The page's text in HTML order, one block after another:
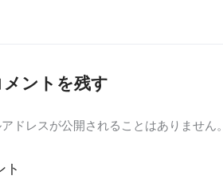
メントを残す
アドレスが公開されることはありません。
ト